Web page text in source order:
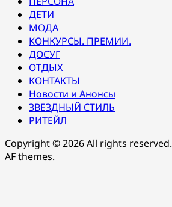
ДЕТИ
МОДА
КОНКУРСЫ. ПРЕМИИ.
ДОСУГ
ОТДЫХ
КОНТАКТЫ
Новости и Анонсы
ЗВЕЗДНЫЙ СТИЛЬ
РИТЕЙЛ
Copyright © 2026 All rights reserved.
AF themes.